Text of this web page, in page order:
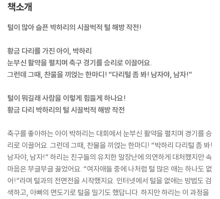
책소개
털이 많아 슬픈 박하리의 시끌벅적 털 해방 작전!
황금 다리를 가진 아이, 박하리
눈부신 활약을 펼치며 축구 경기를 승리로 이끌어요.
그런데 그때, 찬물을 끼얹는 한마디! “다리털 좀 봐! 남자야, 남자!”
털이 뭐길래 사람을 이렇게 힘들게 하나요!
황금 다리 박하리의 털 시끌벅적 해방 작전
축구를 좋아하는 아이 박하리는 대회에서 눈부신 활약을 펼치며 경기를 승
리로 이끌어요. 그런데 그때, 찬물을 끼얹는 한마디! “박하리 다리털 좀 봐!
남자야, 남자!” 하리는 친구들의 유치한 말장난에 의연하게 대처했지만 속
마음은 부글부글 끓었어요. “여자애들 중에 나처럼 털 많은 애는 하나도 없
어!”라며 털과의 전면전을 시작했지요. 인터넷에서 털을 없애는 방법도 검
색하고, 아빠의 면도기로 털을 밀기도 했답니다. 하지만 하리는 이 과정을